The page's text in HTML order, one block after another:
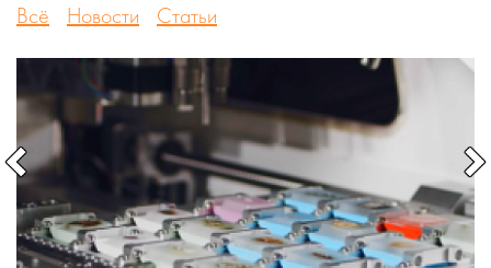
Всё Новости Статьи